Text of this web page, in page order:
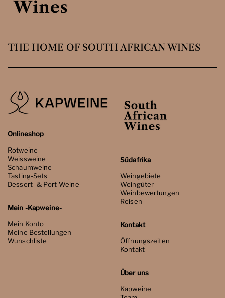
THE HOME OF SOUTH AFRICAN WINES
Onlineshop
Rotweine
Weissweine
Schaumweine
Tasting-Sets
Dessert- & Port-Weine
Mein -Kapweine-
Mein Konto
Meine Bestellungen
Wunschliste
Südafrika
Weingebiete
Weingüter
Weinbewertungen
Reisen
Kontakt
Öffnungszeiten
Kontakt
Über uns
Kapweine